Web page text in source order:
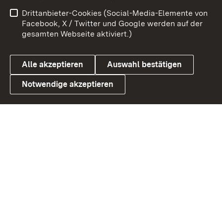
Link zum Landesportal
Benutzungshinweise
Barrierefreiheit
Datenschutz
Cookies
Drittanbieter-Cookies (Social-Media-Elemente von
Facebook, X / Twitter und Google werden auf der
gesamten Webseite aktiviert.)
Alle akzeptieren Auswahl bestätigen
Notwendige akzeptieren